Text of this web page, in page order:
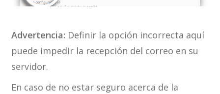
Advertencia: Definir la opción incorrecta aquí
puede impedir la recepción del correo en su
servidor.
En caso de no estar seguro acerca de la